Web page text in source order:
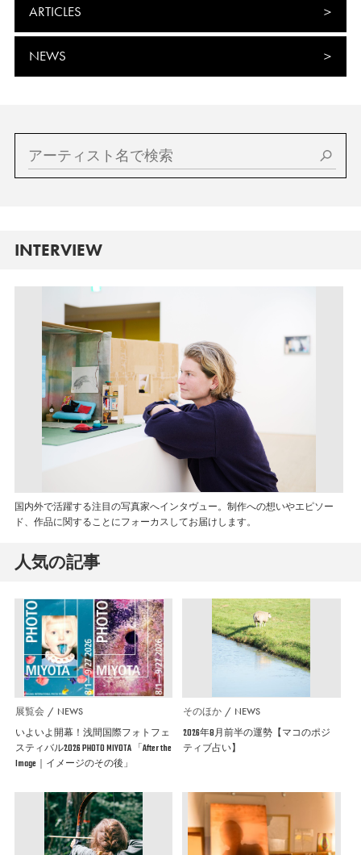
ARTICLES
NEWS
INTERVIEW
国内外で活躍する注目の写真家へインタヴュー。制作への想いやエピソー
ド、作品に関することにフォーカスしてお届けします。
人気の記事
展覧会 NEWS
いよいよ開幕！浅間国際フォトフェ
スティバル2026 PHOTO MIYOTA 「After the
Image｜イメージのその後」
そのほか NEWS
2026年8月前半の運勢【マコのポジ
ティブ占い】